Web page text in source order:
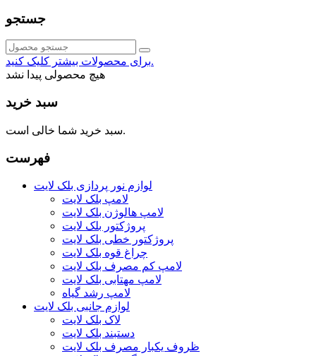
جستجو
برای محصولات بیشتر کلیک کنید.
هیچ محصولی پیدا نشد
سبد خرید
سبد خرید شما خالی است.
فهرست
لوازم نور پردازی بلک لایت
لامپ بلک لایت
لامپ هالوژن بلک لایت
پروژکتور بلک لایت
پروژکتور خطی بلک لایت
چراغ قوه بلک لایت
لامپ کم مصرف بلک لایت
لامپ مهتابی بلک لایت
لامپ رشد گیاه
لوازم جانبی بلک لایت
لاک بلک لایت
دستبند بلک لایت
ظروف یکبار مصرف بلک لایت